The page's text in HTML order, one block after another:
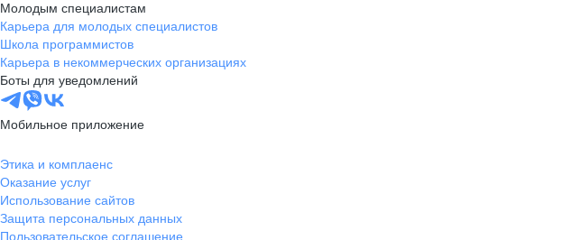
Молодым специалистам
Карьера для молодых специалистов
Школа программистов
Карьера в некоммерческих организациях
Боты для уведомлений
Мобильное приложение
Этика и комплаенс
Оказание услуг
Использование сайтов
Защита персональных данных
Пользовательское соглашение